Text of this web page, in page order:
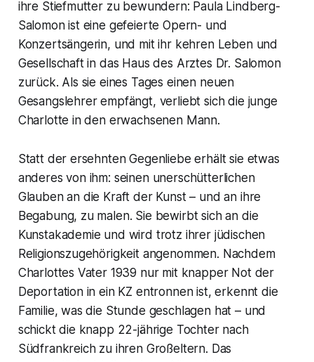
ihre Stiefmutter zu bewundern: Paula Lindberg-
Salomon ist eine gefeierte Opern- und
Konzertsängerin, und mit ihr kehren Leben und
Gesellschaft in das Haus des Arztes Dr. Salomon
zurück. Als sie eines Tages einen neuen
Gesangslehrer empfängt, verliebt sich die junge
Charlotte in den erwachsenen Mann.
Statt der ersehnten Gegenliebe erhält sie etwas
anderes von ihm: seinen unerschütterlichen
Glauben an die Kraft der Kunst – und an ihre
Begabung, zu malen. Sie bewirbt sich an die
Kunstakademie und wird trotz ihrer jüdischen
Religionszugehörigkeit angenommen. Nachdem
Charlottes Vater 1939 nur mit knapper Not der
Deportation in ein KZ entronnen ist, erkennt die
Familie, was die Stunde geschlagen hat – und
schickt die knapp 22-jährige Tochter nach
Südfrankreich zu ihren Großeltern. Das